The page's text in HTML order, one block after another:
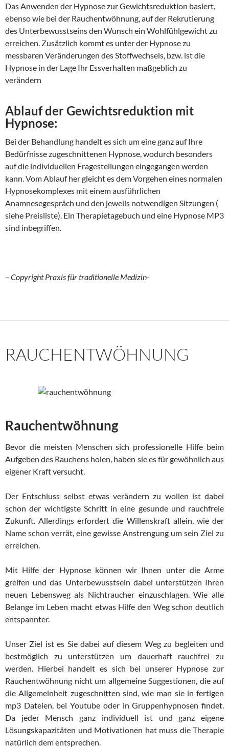
Das Anwenden der Hypnose zur Gewichtsreduktion basiert,
ebenso wie bei der Rauchentwöhnung, auf der Rekrutierung
des Unterbewusstseins den Wunsch ein Wohlfühlgewicht zu
erreichen. Zusätzlich kommt es unter der Hypnose zu
messbaren Veränderungen des Stoffwechsels, bzw. ist die
Hypnose in der Lage Ihr Essverhalten maßgeblich zu
verändern
Ablauf der Gewichtsreduktion mit
Hypnose:
Bei der Behandlung handelt es sich um eine ganz auf Ihre
Bedürfnisse zugeschnittenen Hypnose, wodurch besonders
auf die individuellen Fragestellungen eingegangen werden
kann. Vom Ablauf her gleicht es dem Vorgehen eines normalen
Hypnosekomplexes mit einem ausführlichen
Anamnesegespräch und den jeweils notwendigen Sitzungen (
siehe Preisliste). Ein Therapietagebuch und eine Hypnose MP3
sind inbegriffen.
– Copyright Praxis für traditionelle Medizin-
RAUCHENTWÖHNUNG
Rauchentwöhnung
Bevor die meisten Menschen sich professionelle Hilfe beim
Aufgeben des Rauchens holen, haben sie es für gewöhnlich aus
eigener Kraft versucht.
Der Entschluss selbst etwas verändern zu wollen ist dabei
schon der wichtigste Schritt in eine gesunde und rauchfreie
Zukunft. Allerdings erfordert die Willenskraft allein, wie der
Name schon verrät, eine gewisse Anstrengung um sein Ziel zu
erreichen.
Mit Hilfe der Hypnose können wir Ihnen unter die Arme
greifen und das Unterbewusstsein dabei unterstützen Ihren
neuen Lebensweg als Nichtraucher einzuschlagen. Wie alle
Belange im Leben macht etwas Hilfe den Weg schon deutlich
entspannter.
Unser Ziel ist es Sie dabei auf diesem Weg zu begleiten und
bestmöglich zu unterstützen um dauerhaft rauchfrei zu
werden. Hierbei handelt es sich bei unserer Hypnose zur
Rauchentwöhnung nicht um allgemeine Suggestionen, die auf
die Allgemeinheit zugeschnitten sind, wie man sie in fertigen
mp3 Dateien, bei Youtube oder in Gruppenhypnosen findet.
Da jeder Mensch ganz individuell ist und ganz eigene
Lösungskapazitäten und Motivationen hat muss die Therapie
natürlich dem entsprechen.